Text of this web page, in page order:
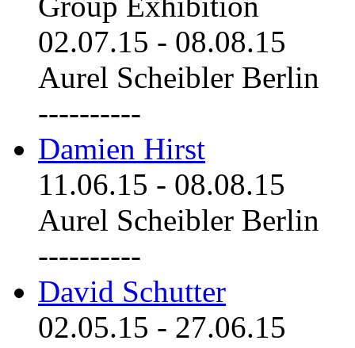
02.07.15 - 08.08.15
Aurel Scheibler Berlin
----------
Damien Hirst
11.06.15 - 08.08.15
Aurel Scheibler Berlin
----------
David Schutter
02.05.15 - 27.06.15